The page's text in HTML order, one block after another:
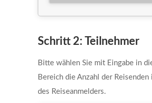
Schritt 2: Teilnehmer
Bitte wählen Sie mit Eingabe in
Bereich die Anzahl der
des Reiseanmelders.